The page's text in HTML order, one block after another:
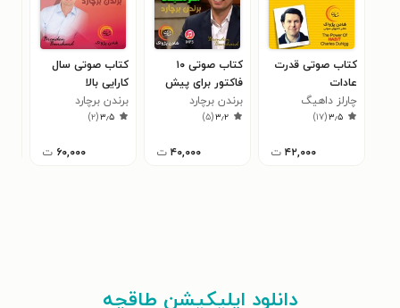
کتاب صوتی قدرت
عادات
چارلز داهیگ
۳٫۵(۱۷)
۴۲,۰۰۰ ت
کتاب صوتی ۱۰
فاکتور برای پیش
بینی موفقیت
برندن برچارد
۳٫۲(۵)
۴۰,۰۰۰ ت
کتاب صوتی سال
کارایی بالا
برندن برچارد
۳٫۵(۲)
۶۰,۰۰۰ ت
دانلود اپلیکیشن طاقچه